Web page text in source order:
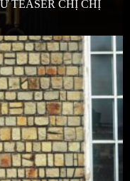
TEASER CHỊ CHỊ